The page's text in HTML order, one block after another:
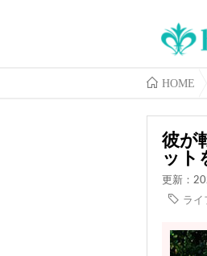
HOME
彼が
ット
更新：
ライ